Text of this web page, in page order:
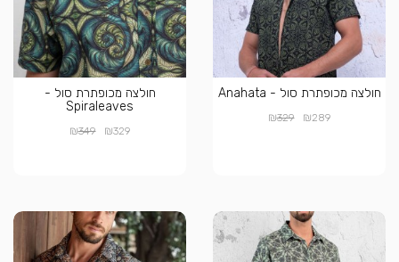
חולצה מכופתרת סול - Anahata
₪289
₪329
חולצה מכופתרת סול -
Spiraleaves
₪329
₪349